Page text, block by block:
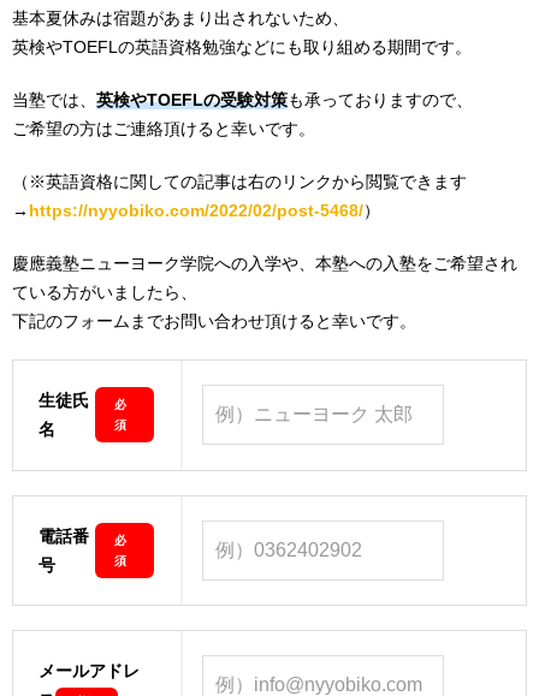
基本夏休みは宿題があまり出されないため、
英検やTOEFLの英語資格勉強などにも取り組める期間です。
当塾では、 英検やTOEFLの受験対策も承っておりますので、
ご希望の方はご連絡頂けると幸いです。
（※英語資格に関しての記事は右のリンクから閲覧できます
→ https://nyyobiko.com/2022/02/post-5468/）
慶應義塾ニューヨーク学院への入学や、本塾への入塾をご希望され
ている方がいましたら、
下記のフォームまでお問い合わせ頂けると幸いです。
生徒氏
名
必
須
電話番
号
必
須
メールアドレ